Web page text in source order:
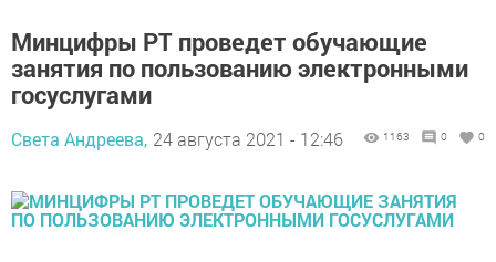
Минцифры РТ проведет обучающие
занятия по пользованию электронными
госуслугами
Света Андреева, 24 августа 2021 - 12:46 1163 0 0